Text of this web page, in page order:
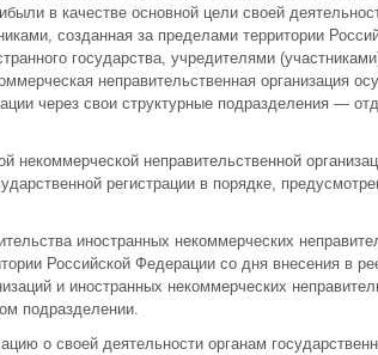
в качестве основной цели своей
созданная за пределами территории
государства, учредителями
неправительственная организация
через свои структурные подразделения —
неправительственной
регистрации в порядке,
иностранных некоммерческих
Российской Федерации со дня внесения в
и иностранных некоммерческих
подразделении.
о своей деятельности органам